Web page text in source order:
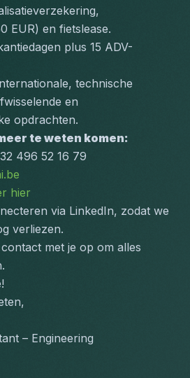
EUR) en fietslease.
plus 15 ADV-
technische
en
opdrachten.
te weten komen:
496 52 16 79
hier
via LinkedIn, zodat we
verliezen.
met je op om alles
– Engineering